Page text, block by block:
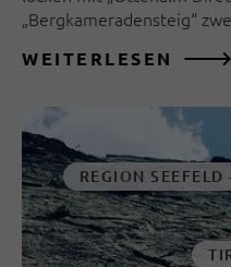
„Bergkameradensteig“
WEITERLESEN
REGION